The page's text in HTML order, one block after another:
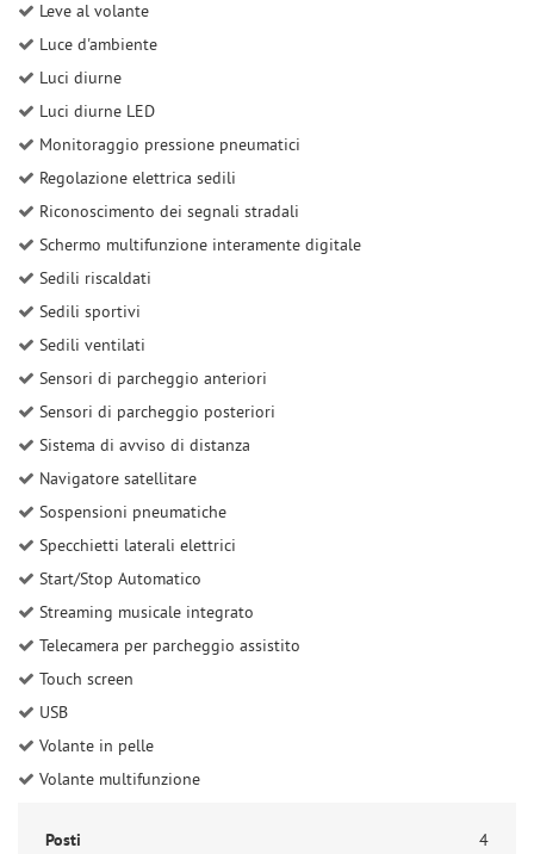
Leve al volante
Luce d'ambiente
Luci diurne
Luci diurne LED
Monitoraggio pressione pneumatici
Regolazione elettrica sedili
Riconoscimento dei segnali stradali
Schermo multifunzione interamente digitale
Sedili riscaldati
Sedili sportivi
Sedili ventilati
Sensori di parcheggio anteriori
Sensori di parcheggio posteriori
Sistema di avviso di distanza
Navigatore satellitare
Sospensioni pneumatiche
Specchietti laterali elettrici
Start/Stop Automatico
Streaming musicale integrato
Telecamera per parcheggio assistito
Touch screen
USB
Volante in pelle
Volante multifunzione
Posti 4